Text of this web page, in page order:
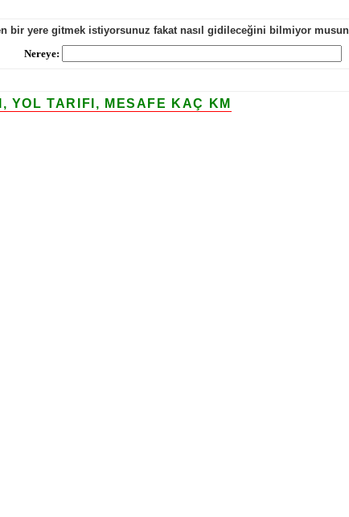
bir yere gitmek istiyorsunuz fakat nasıl gidileceğini bilmiyor
Nereye:
YOL TARIFI, MESAFE KAÇ KM